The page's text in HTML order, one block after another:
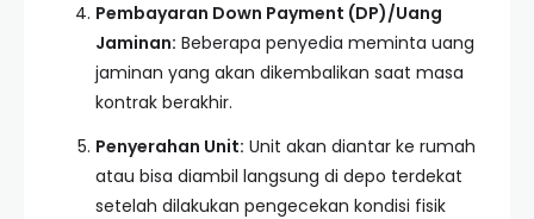
Pembayaran Down Payment (DP)/Uang
Jaminan: Beberapa penyedia meminta uang
jaminan yang akan dikembalikan saat masa
kontrak berakhir.
Penyerahan Unit: Unit akan diantar ke rumah
atau bisa diambil langsung di depo terdekat
setelah dilakukan pengecekan kondisi fisik